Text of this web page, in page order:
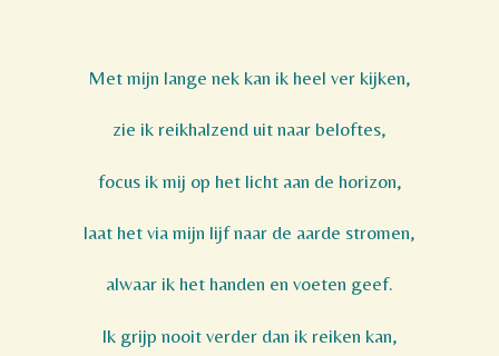
Met mijn lange nek kan ik heel ver kijken,
zie ik reikhalzend uit naar beloftes,
focus ik mij op het licht aan de horizon,
laat het via mijn lijf naar de aarde stromen,
alwaar ik het handen en voeten geef.
Ik grijp nooit verder dan ik reiken kan,